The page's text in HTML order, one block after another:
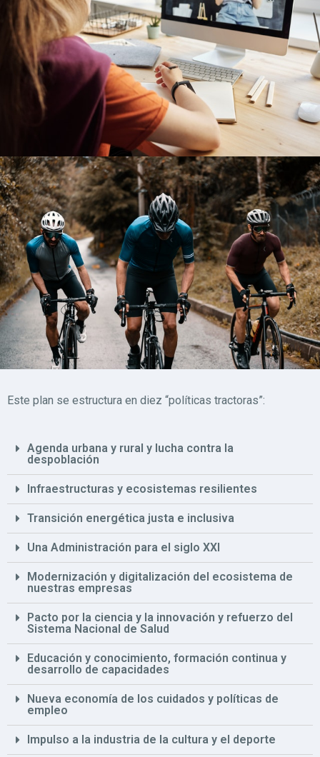
Este plan se estructura en diez “políticas tractoras”:
Agenda urbana y rural y lucha contra la
despoblación
Infraestructuras y ecosistemas resilientes
Transición energética justa e inclusiva
Una Administración para el siglo XXI
Modernización y digitalización del ecosistema de
nuestras empresas
Pacto por la ciencia y la innovación y refuerzo del
Sistema Nacional de Salud
Educación y conocimiento, formación continua y
desarrollo de capacidades
Nueva economía de los cuidados y políticas de
empleo
Impulso a la industria de la cultura y el deporte